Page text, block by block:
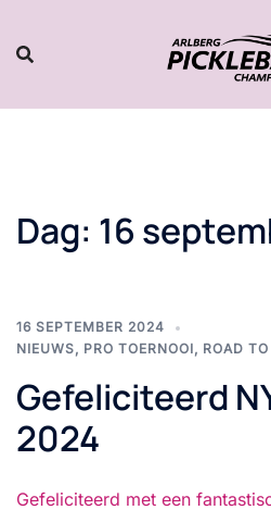
inhoud
gaan
Dag: 16
16 SEPTEMBER 2024
NIEUWS, PRO TOERNOOI, ROAD
Gefeliciteerd
2024
Gefeliciteerd met een